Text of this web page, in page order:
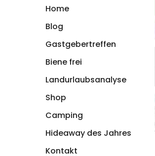
Home
Blog
Gastgebertreffen
Biene frei
Landurlaubsanalyse
Shop
Camping
Hideaway des Jahres
Kontakt